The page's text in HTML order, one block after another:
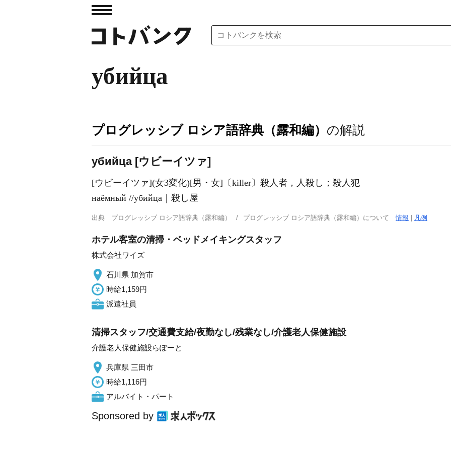
убийца
プログレッシブ ロシア語辞典（露和編） の解説
убийца [ウビーイツァ]
[ウビーイツァ](女3変化)[男・女]〔killer〕殺人者，人殺し；殺人犯
наёмный //убийца｜殺し屋
出典 プログレッシブ ロシア語辞典（露和編） プログレッシブ ロシア語辞典（露和編）について情報 凡例
ホテル客室の清掃・ベッドメイキングスタッフ
株式会社ワイズ
石川県 加賀市
時給1,159円
派遣社員
清掃スタッフ/交通費支給/夜勤なし/残業なし/介護老人保健施設
介護老人保健施設らぽーと
兵庫県 三田市
時給1,116円
アルバイト・パート
Sponsored by